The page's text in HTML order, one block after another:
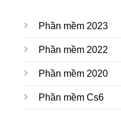
Phần mềm 2023
Phần mềm 2022
Phần mềm 2020
Phần mềm Cs6